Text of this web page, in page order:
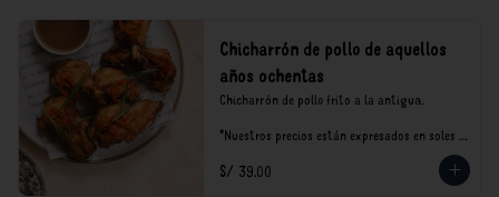
Chicharrón de pollo de aquellos
años ochentas
Chicharrón de pollo frito a la antigua.
*Nuestros precios están expresados en soles e
consumo.
S/ 39.00